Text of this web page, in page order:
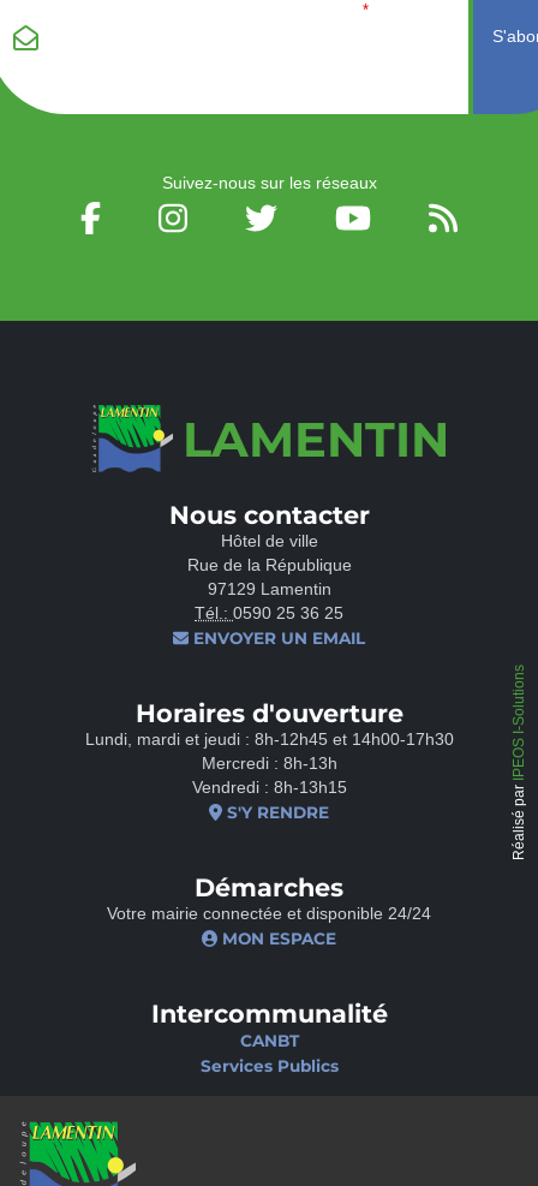
LAMENTIN
Nous contacter
Hôtel de ville
Rue de la République
97129 Lamentin
Tél.: 0590 25 36 25
ENVOYER UN EMAIL
Horaires d'ouverture
Lundi, mardi et jeudi : 8h-12h45 et 14h00-17h30
Mercredi : 8h-13h
Vendredi : 8h-13h15
S'Y RENDRE
Démarches
Votre mairie connectée et disponible 24/24
MON ESPACE
Intercommunalité
CANBT
Services Publics
*
Suivez-nous sur les réseaux
Réalisé par
IPEOS I-Solutions